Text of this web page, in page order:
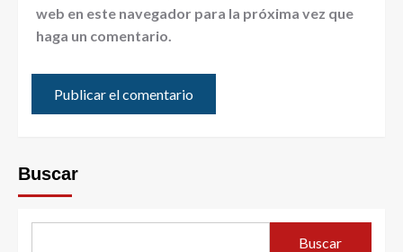
web en este navegador para la próxima vez que
haga un comentario.
Buscar
Buscar